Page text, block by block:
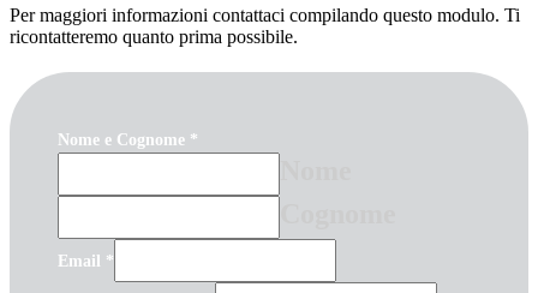
Per maggiori informazioni contattaci compilando questo modulo. Ti
ricontatteremo quanto prima possibile.
Nome e Cognome *
Email *